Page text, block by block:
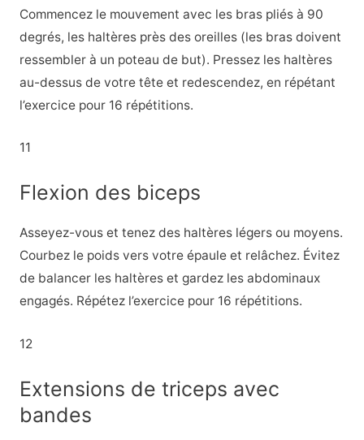
Commencez le mouvement avec les bras pliés à 90
degrés, les haltères près des oreilles (les bras doivent
ressembler à un poteau de but). Pressez les haltères
au-dessus de votre tête et redescendez, en répétant
l’exercice pour 16 répétitions.
11
Flexion des biceps
Asseyez-vous et tenez des haltères légers ou moyens.
Courbez le poids vers votre épaule et relâchez. Évitez
de balancer les haltères et gardez les abdominaux
engagés. Répétez l’exercice pour 16 répétitions.
12
Extensions de triceps avec
bandes